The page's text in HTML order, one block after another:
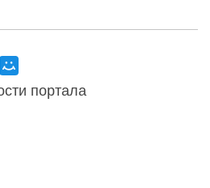
портала